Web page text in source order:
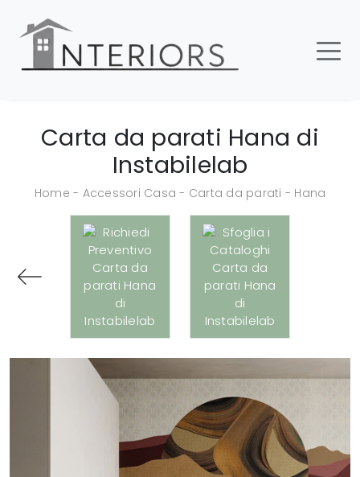
Carta da parati Hana di
Instabilelab
Home - Accessori Casa - Carta da parati - Hana